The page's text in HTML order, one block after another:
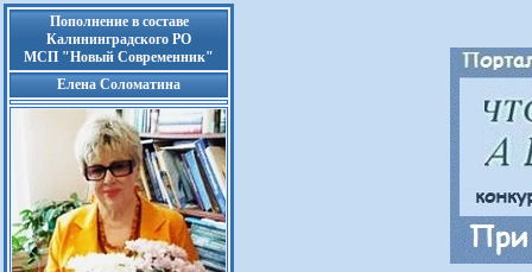
Пополнение в составе
Калининградского РО
МСП "Новый Современник"
Елена Соломатина